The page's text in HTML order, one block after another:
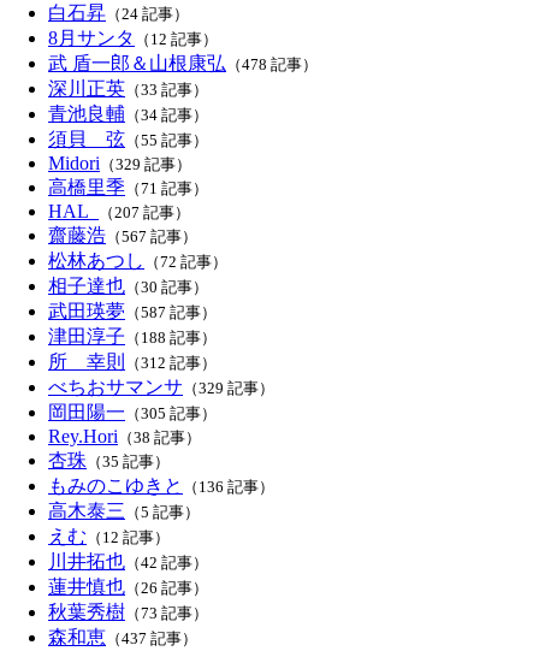
白石昇 （24 記事）
8月サンタ （12 記事）
武 盾一郎＆山根康弘 （478 記事）
深川正英 （33 記事）
青池良輔 （34 記事）
須貝 弦 （55 記事）
Midori （329 記事）
高橋里季 （71 記事）
HAL_ （207 記事）
齋藤浩 （567 記事）
松林あつし （72 記事）
相子達也 （30 記事）
武田瑛夢 （587 記事）
津田淳子 （188 記事）
所 幸則 （312 記事）
べちおサマンサ （329 記事）
岡田陽一 （305 記事）
Rey.Hori （38 記事）
杏珠 （35 記事）
もみのこゆきと （136 記事）
高木泰三 （5 記事）
えむ （12 記事）
川井拓也 （42 記事）
蓮井慎也 （26 記事）
秋葉秀樹 （73 記事）
森和恵 （437 記事）